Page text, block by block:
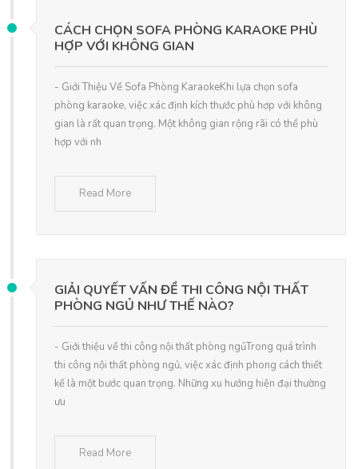
CÁCH CHỌN SOFA PHÒNG KARAOKE PHÙ
HỢP VỚI KHÔNG GIAN
- Giới Thiệu Về Sofa Phòng KaraokeKhi lựa chọn sofa
phòng karaoke, việc xác định kích thước phù hợp với không
gian là rất quan trọng. Một không gian rộng rãi có thể phù
hợp với nh
Read More
GIẢI QUYẾT VẤN ĐỀ THI CÔNG NỘI THẤT
PHÒNG NGỦ NHƯ THẾ NÀO?
- Giới thiệu về thi công nội thất phòng ngủTrong quá trình
thi công nội thất phòng ngủ, việc xác định phong cách thiết
kế là một bước quan trọng. Những xu hướng hiện đại thường
ưu
Read More